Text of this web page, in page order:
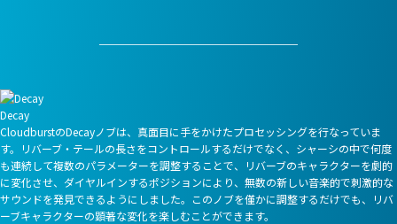
Decay
CloudburstのDecayノブは、真面目に手をかけたプロセッシングを行なっていま
す。リバーブ・テールの長さをコントロールするだけでなく、シャーシの中で何度
も連続して複数のパラメーターを調整することで、リバーブのキャラクターを劇的
に変化させ、ダイヤルインするポジションにより、無数の新しい音楽的で刺激的な
サウンドを発見できるようにしました。このノブを僅かに調整するだけでも、リバ
ーブキャラクターの顕著な変化を楽しむことができます。